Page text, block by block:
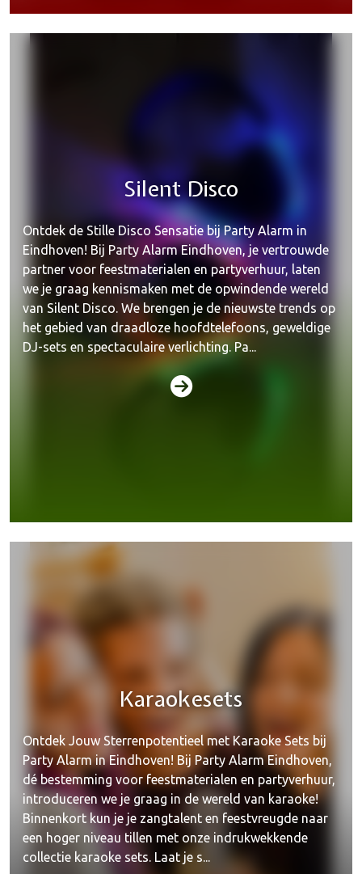
Silent Disco
Ontdek de Stille Disco Sensatie bij Party Alarm in
Eindhoven! Bij Party Alarm Eindhoven, je vertrouwde
partner voor feestmaterialen en partyverhuur, laten
we je graag kennismaken met de opwindende wereld
van Silent Disco. We brengen je de nieuwste trends op
het gebied van draadloze hoofdtelefoons, geweldige
DJ-sets en spectaculaire verlichting. Pa...
Karaokesets
Ontdek Jouw Sterrenpotentieel met Karaoke Sets bij
Party Alarm in Eindhoven! Bij Party Alarm Eindhoven,
dé bestemming voor feestmaterialen en partyverhuur,
introduceren we je graag in de wereld van karaoke!
Binnenkort kun je je zangtalent en feestvreugde naar
een hoger niveau tillen met onze indrukwekkende
collectie karaoke sets. Laat je s...